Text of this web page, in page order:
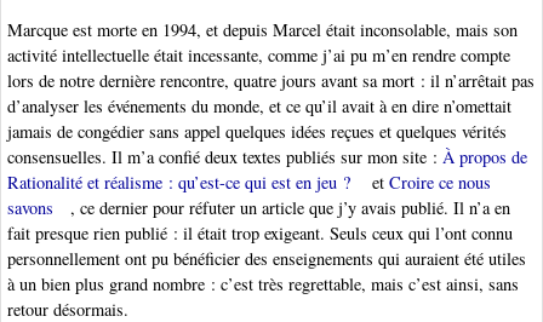
Marcque est morte en 1994, et depuis Marcel était inconsolable, mais son
activité intellectuelle était incessante, comme j’ai pu m’en rendre compte
lors de notre dernière rencontre, quatre jours avant sa mort : il n’arrêtait pas
d’analyser les événements du monde, et ce qu’il avait à en dire n’omettait
jamais de congédier sans appel quelques idées reçues et quelques vérités
consensuelles. Il m’a confié deux textes publiés sur mon site : À propos de
Rationalité et réalisme : qu’est-ce qui est en jeu ?
et Croire ce nous
savons
, ce dernier pour réfuter un article que j’y avais publié. Il n’a en
fait presque rien publié : il était trop exigeant. Seuls ceux qui l’ont connu
personnellement ont pu bénéficier des enseignements qui auraient été utiles
à un bien plus grand nombre : c’est très regrettable, mais c’est ainsi, sans
retour désormais.